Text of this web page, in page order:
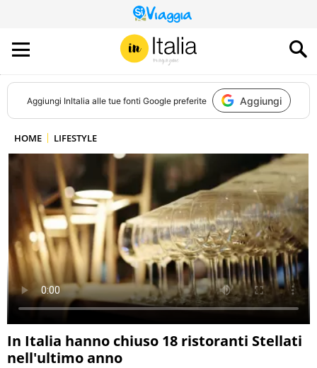
QUESTO
SITO
CONTRIBUISCE
ALL’AUDIENCE
DI
Aggiungi InItalia alle tue fonti Google preferite Aggiungi
HOME LIFESTYLE
In Italia hanno chiuso 18 ristoranti Stellati
nell'ultimo anno